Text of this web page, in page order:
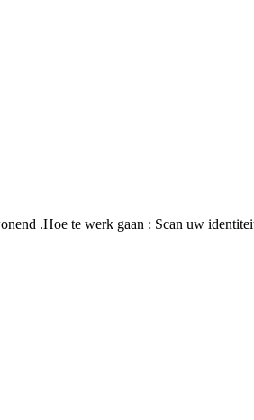
.Hoe te werk gaan : Scan uw